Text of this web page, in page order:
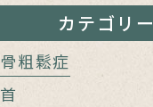
カテゴリー
骨粗鬆症
首